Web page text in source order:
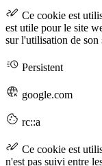
Ce cookie est
est utile pour le site
sur l'utilisation de son
Persistent
google.com
rc::a
Ce cookie est
n'est pas suivi entre